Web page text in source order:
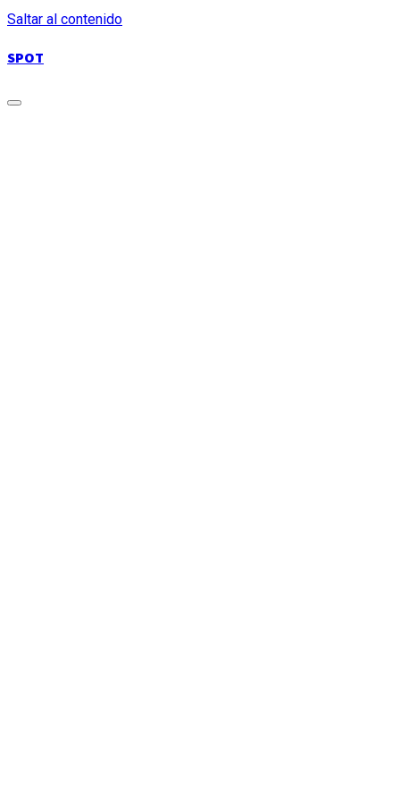
Saltar al contenido
SPOT